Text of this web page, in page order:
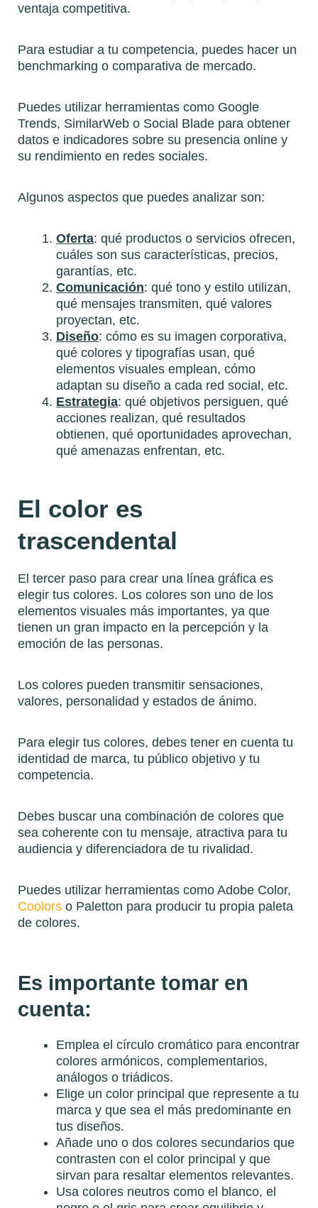
ventaja competitiva.
Para estudiar a tu competencia, puedes hacer un
benchmarking o comparativa de mercado.
Puedes utilizar herramientas como Google
Trends, SimilarWeb o Social Blade para obtener
datos e indicadores sobre su presencia online y
su rendimiento en redes sociales.
Algunos aspectos que puedes analizar son:
Oferta: qué productos o servicios ofrecen,
cuáles son sus características, precios,
garantías, etc.
Comunicación: qué tono y estilo utilizan,
qué mensajes transmiten, qué valores
proyectan, etc.
Diseño: cómo es su imagen corporativa,
qué colores y tipografías usan, qué
elementos visuales emplean, cómo
adaptan su diseño a cada red social, etc.
Estrategia: qué objetivos persiguen, qué
acciones realizan, qué resultados
obtienen, qué oportunidades aprovechan,
qué amenazas enfrentan, etc.
El color es
trascendental
El tercer paso para crear una línea gráfica es
elegir tus colores. Los colores son uno de los
elementos visuales más importantes, ya que
tienen un gran impacto en la percepción y la
emoción de las personas.
Los colores pueden transmitir sensaciones,
valores, personalidad y estados de ánimo.
Para elegir tus colores, debes tener en cuenta tu
identidad de marca, tu público objetivo y tu
competencia.
Debes buscar una combinación de colores que
sea coherente con tu mensaje, atractiva para tu
audiencia y diferenciadora de tu rivalidad.
Puedes utilizar herramientas como Adobe Color,
Coolors o Paletton para producir tu propia paleta
de colores.
Es importante tomar en
cuenta:
Emplea el círculo cromático para encontrar
colores armónicos, complementarios,
análogos o triádicos.
Elige un color principal que represente a tu
marca y que sea el más predominante en
tus diseños.
Añade uno o dos colores secundarios que
contrasten con el color principal y que
sirvan para resaltar elementos relevantes.
Usa colores neutros como el blanco, el